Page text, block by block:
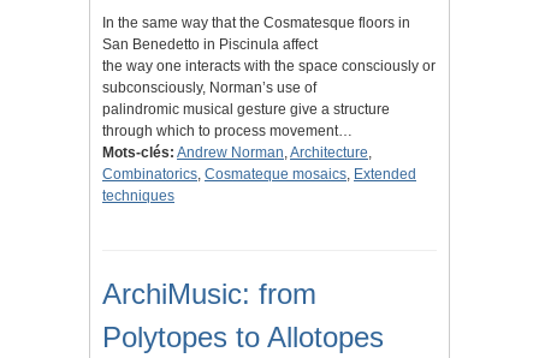
In the same way that the Cosmatesque floors in
San Benedetto in Piscinula affect
the way one interacts with the space consciously or
subconsciously, Norman’s use of
palindromic musical gesture give a structure
through which to process movement…
Mots-clés: Andrew Norman,Architecture,
Combinatorics, Cosmateque mosaics, Extended
techniques
ArchiMusic: from
Polytopes to Allotopes